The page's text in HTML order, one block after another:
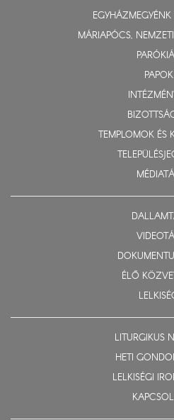
EGYHÁZMEGYÉNK
MÁRIAPÓCS,
PAPOK
TEMPLOMOK ÉS
ÉLŐ
LITURGIKUS
HETI
LELKISÉGI